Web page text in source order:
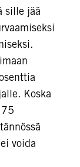
sille jää
Koska
voida